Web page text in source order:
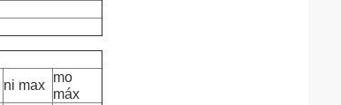
ni max
mo
máx